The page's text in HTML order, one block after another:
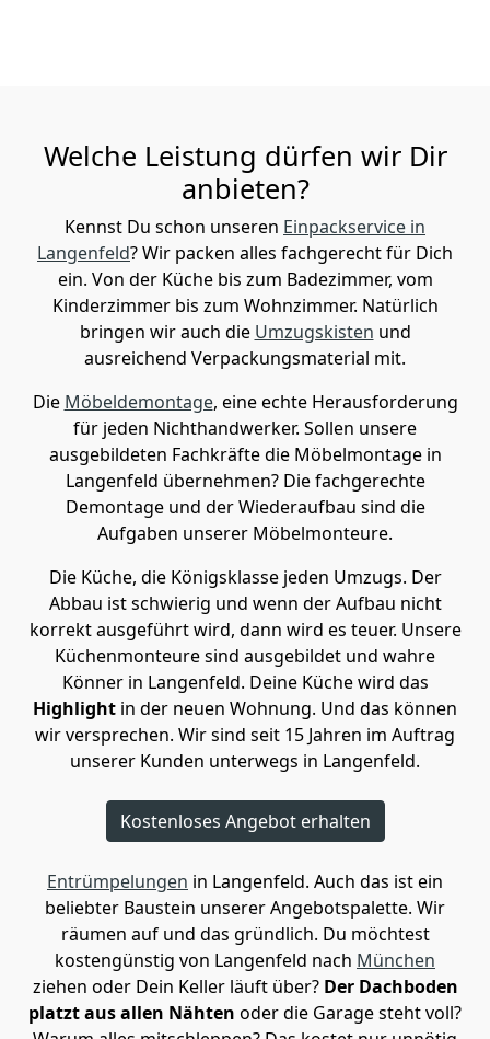
Welche Leistung dürfen wir Dir
anbieten?
Kennst Du schon unseren Einpackservice in
Langenfeld? Wir packen alles fachgerecht für Dich
ein. Von der Küche bis zum Badezimmer, vom
Kinderzimmer bis zum Wohnzimmer. Natürlich
bringen wir auch die Umzugskisten und
ausreichend Verpackungsmaterial mit.
Die Möbeldemontage, eine echte Herausforderung
für jeden Nichthandwerker. Sollen unsere
ausgebildeten Fachkräfte die Möbelmontage in
Langenfeld übernehmen? Die fachgerechte
Demontage und der Wiederaufbau sind die
Aufgaben unserer Möbelmonteure.
Die Küche, die Königsklasse jeden Umzugs. Der
Abbau ist schwierig und wenn der Aufbau nicht
korrekt ausgeführt wird, dann wird es teuer. Unsere
Küchenmonteure sind ausgebildet und wahre
Könner in Langenfeld. Deine Küche wird das
Highlight in der neuen Wohnung. Und das können
wir versprechen. Wir sind seit 15 Jahren im Auftrag
unserer Kunden unterwegs in Langenfeld.
Kostenloses Angebot erhalten
Entrümpelungen in Langenfeld. Auch das ist ein
beliebter Baustein unserer Angebotspalette. Wir
räumen auf und das gründlich. Du möchtest
kostengünstig von Langenfeld nach München
ziehen oder Dein Keller läuft über? Der Dachboden
platzt aus allen Nähten oder die Garage steht voll?